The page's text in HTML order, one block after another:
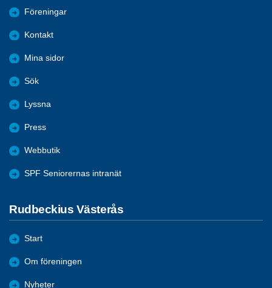
Föreningar
Kontakt
Mina sidor
Sök
Lyssna
Press
Webbutik
SPF Seniorernas intranät
Rudbeckius Västerås
Start
Om föreningen
Nyheter